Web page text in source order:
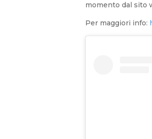
momento dal sito
Per maggiori info: